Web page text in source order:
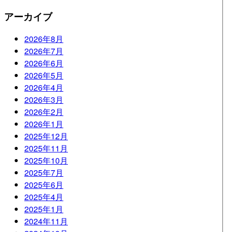
アーカイブ
2026年8月
2026年7月
2026年6月
2026年5月
2026年4月
2026年3月
2026年2月
2026年1月
2025年12月
2025年11月
2025年10月
2025年7月
2025年6月
2025年4月
2025年1月
2024年11月